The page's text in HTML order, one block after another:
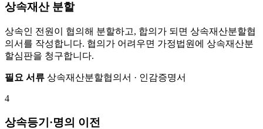
상속재산 분할
상속인 전원이 협의해 분할하고, 합의가 되면 상속재산분할협
의서를 작성합니다. 협의가 어려우면 가정법원에 상속재산분
할심판을 청구합니다.
필요 서류 상속재산분할협의서 · 인감증명서
4
상속등기·명의 이전